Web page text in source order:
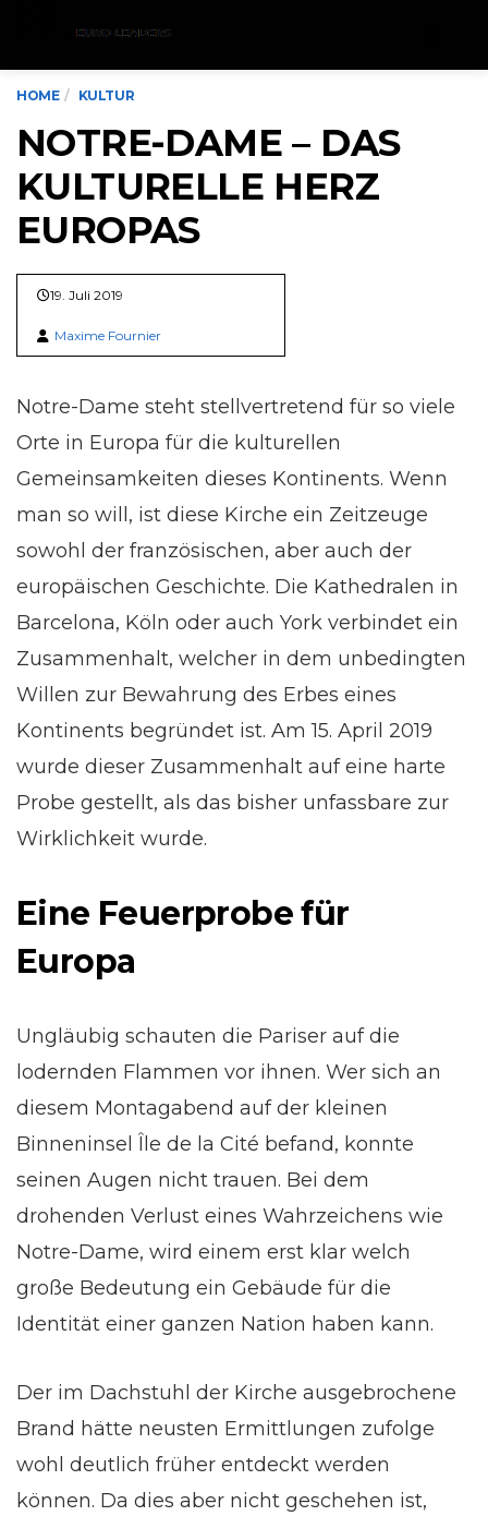
HOME KULTUR
NOTRE-DAME – DAS
KULTURELLE HERZ
EUROPAS
19. Juli 2019
Maxime Fournier
Notre-Dame steht stellvertretend für so viele
Orte in Europa für die kulturellen
Gemeinsamkeiten dieses Kontinents. Wenn
man so will, ist diese Kirche ein Zeitzeuge
sowohl der französischen, aber auch der
europäischen Geschichte. Die Kathedralen in
Barcelona, Köln oder auch York verbindet ein
Zusammenhalt, welcher in dem unbedingten
Willen zur Bewahrung des Erbes eines
Kontinents begründet ist. Am 15. April 2019
wurde dieser Zusammenhalt auf eine harte
Probe gestellt, als das bisher unfassbare zur
Wirklichkeit wurde.
Eine Feuerprobe für
Europa
Ungläubig schauten die Pariser auf die
lodernden Flammen vor ihnen. Wer sich an
diesem Montagabend auf der kleinen
Binneninsel Île de la Cité befand, konnte
seinen Augen nicht trauen. Bei dem
drohenden Verlust eines Wahrzeichens wie
Notre-Dame, wird einem erst klar welch
große Bedeutung ein Gebäude für die
Identität einer ganzen Nation haben kann.
Der im Dachstuhl der Kirche ausgebrochene
Brand hätte neusten Ermittlungen zufolge
wohl deutlich früher entdeckt werden
können. Da dies aber nicht geschehen ist,